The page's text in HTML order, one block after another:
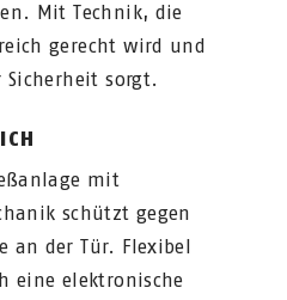
Mit Technik, die
gerecht wird und
sorgt.
mit
schützt gegen
an der Tür. Flexibel
eine elektronische